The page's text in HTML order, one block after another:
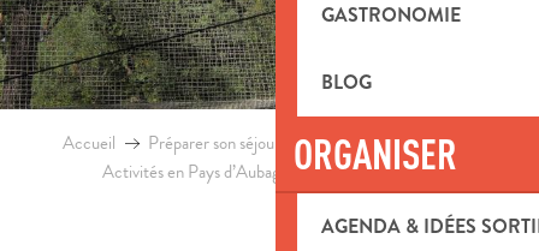
GASTRONOMIE
BLOG
ORGANISER
AGENDA & IDÉES
Accueil Préparer son séjour
Agenda & Idées sorties
Activités en Pays d’Aubagne et de l’Etoile
Loisirs